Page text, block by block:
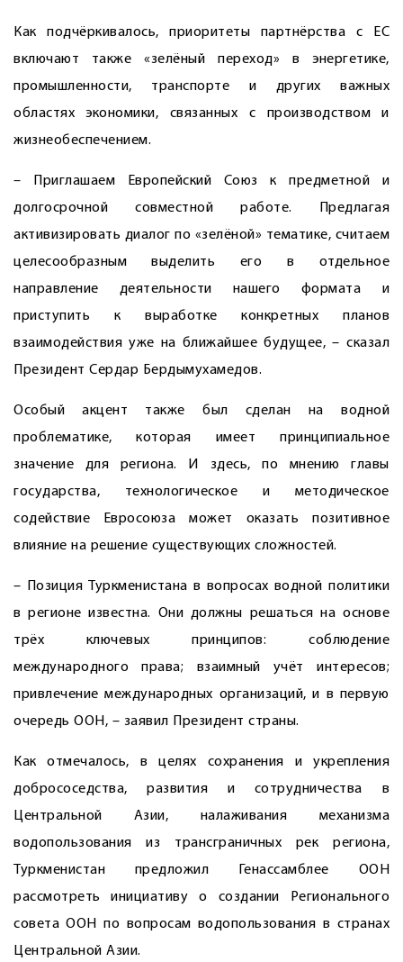
Как подчёркивалось, приоритеты партнёрства с ЕС
включают также «зелёный переход» в энергетике,
промышленности, транспорте и других важных
областях экономики, связанных с производством и
жизнеобеспечением.
– Приглашаем Европейский Союз к предметной и
долгосрочной совместной работе. Предлагая
активизировать диалог по «зелёной» тематике, считаем
целесообразным выделить его в отдельное
направление деятельности нашего формата и
приступить к выработке конкретных планов
взаимодействия уже на ближайшее будущее, – сказал
Президент Сердар Бердымухамедов.
Особый акцент также был сделан на водной
проблематике, которая имеет принципиальное
значение для региона. И здесь, по мнению главы
государства, технологическое и методическое
содействие Евросоюза может оказать позитивное
влияние на решение существующих сложностей.
– Позиция Туркменистана в вопросах водной политики
в регионе известна. Они должны решаться на основе
трёх ключевых принципов: соблюдение
международного права; взаимный учёт интересов;
привлечение международных организаций, и в первую
очередь ООН, – заявил Президент страны.
Как отмечалось, в целях сохранения и укрепления
добрососедства, развития и сотрудничества в
Центральной Азии, налаживания механизма
водопользования из трансграничных рек региона,
Туркменистан предложил Генассамблее ООН
рассмотреть инициативу о создании Регионального
совета ООН по вопросам водопользования в странах
Центральной Азии.